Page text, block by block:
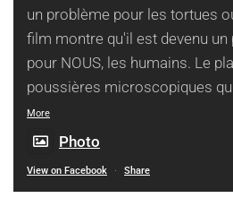
un problème pour les tortues
film montre qu'il est devenu
pour NOUS, les humains. Le
poussières microscopiques
More
Photo
View on Facebook · Share